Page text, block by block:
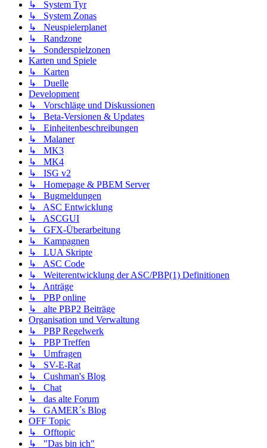
↳ System Tyr
↳ System Zonas
↳ Neuspielerplanet
↳ Randzone
↳ Sonderspielzonen
Karten und Spiele
↳ Karten
↳ Duelle
Development
↳ Vorschläge und Diskussionen
↳ Beta-Versionen & Updates
↳ Einheitenbeschreibungen
↳ Malaner
↳ MK3
↳ MK4
↳ ISG v2
↳ Homepage & PBEM Server
↳ Bugmeldungen
↳ ASC Entwicklung
↳ ASCGUI
↳ GFX-Überarbeitung
↳ Kampagnen
↳ LUA Skripte
↳ ASC Code
↳ Weiterentwicklung der ASC/PBP(1) Definitionen
↳ Anträge
↳ PBP online
↳ alte PBP2 Beiträge
Organisation und Verwaltung
↳ PBP Regelwerk
↳ PBP Treffen
↳ Umfragen
↳ SV-E-Rat
↳ Cushman's Blog
↳ Chat
↳ das alte Forum
↳ GAMER´s Blog
OFF Topic
↳ Offtopic
↳ "Das bin ich"